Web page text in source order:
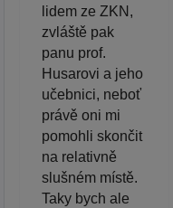
lidem ze ZKN,
zvláště pak
panu prof.
Husarovi a jeho
učebnici, neboť
právě oni mi
pomohli skončit
na relativně
slušném místě.
Taky bych ale